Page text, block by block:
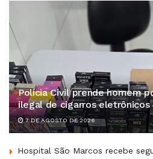
Polícia Civil prende homem
ilegal de cigarros eletrônicos
7 DE AGOSTO DE 2026
Hospital São Marcos recebe